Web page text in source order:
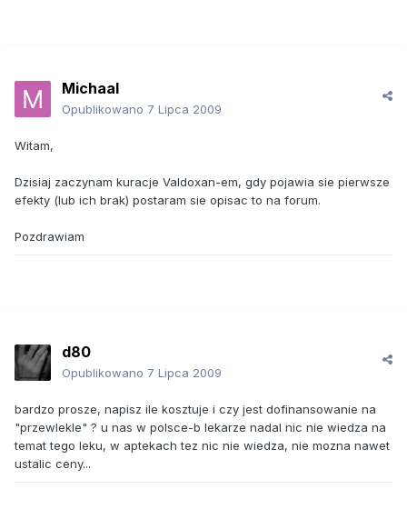
Michaal
Opublikowano 7 Lipca 2009
Witam,
Dzisiaj zaczynam kuracje Valdoxan-em, gdy pojawia sie pierwsze
efekty (lub ich brak) postaram sie opisac to na forum.
Pozdrawiam
d80
Opublikowano 7 Lipca 2009
bardzo prosze, napisz ile kosztuje i czy jest dofinansowanie na
"przewlekle" ? u nas w polsce-b lekarze nadal nic nie wiedza na
temat tego leku, w aptekach tez nic nie wiedza, nie mozna nawet
ustalic ceny...